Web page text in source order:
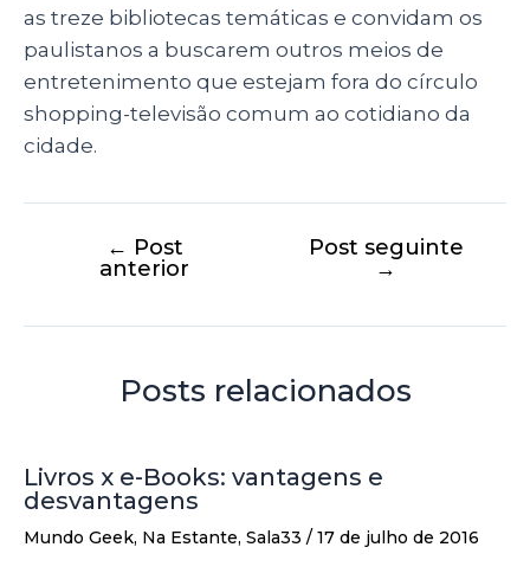
as treze bibliotecas temáticas e convidam os
paulistanos a buscarem outros meios de
entretenimento que estejam fora do círculo
shopping-televisão comum ao cotidiano da
cidade.
← Post
anterior
Post seguinte
→
Posts relacionados
Livros x e-Books: vantagens e
desvantagens
Mundo Geek, Na Estante, Sala33 / 17 de julho de 2016